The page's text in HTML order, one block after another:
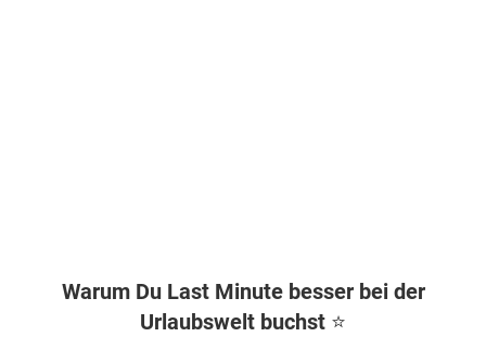
Warum Du Last Minute besser bei der
Urlaubswelt buchst ⭐